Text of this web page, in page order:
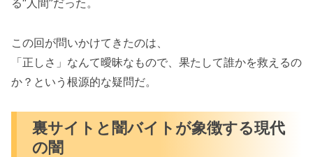
る“人間”だった。
この回が問いかけてきたのは、
「正しさ」なんて曖昧なもので、果たして誰かを救えるの
か？という根源的な疑問だ。
裏サイトと闇バイトが象徴する現代
の闇